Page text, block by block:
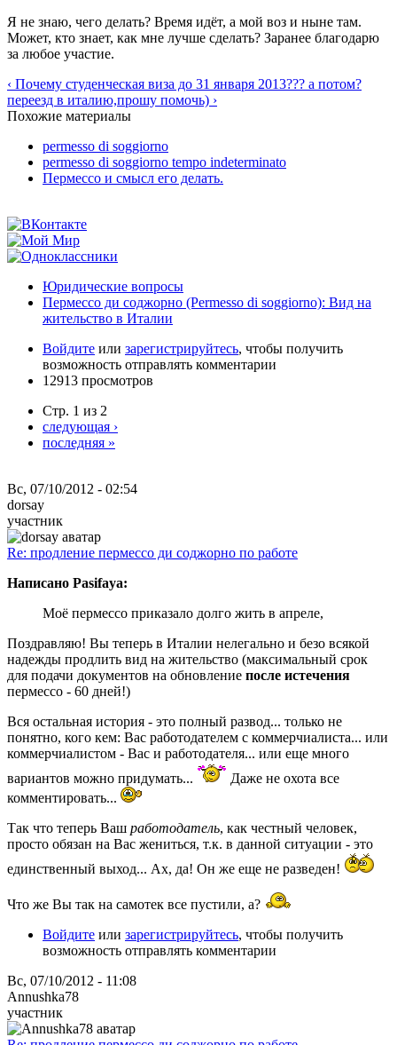
Я не знаю, чего делать? Время идёт, а мой воз и ныне там.
Может, кто знает, как мне лучше сделать? Заранее благодарю
за любое участие.
‹ Почему студенческая виза до 31 января 2013??? а потом?
переезд в италию,прошу помочь) ›
Похожие материалы
permesso di soggiorno
permesso di soggiorno tempo indeterminato
Пермессо и смысл его делать.
Юридические вопросы
Пермессо ди соджорно (Permesso di soggiorno): Вид на
жительство в Италии
Войдите или зарегистрируйтесь, чтобы получить
возможность отправлять комментарии
12913 просмотров
Стр. 1 из 2
следующая ›
последняя »
Вс, 07/10/2012 - 02:54
dorsay
участник
Re: продление пермессо ди соджорно по работе
Написано Pasifaya:
Моё пермессо приказало долго жить в апреле,
Поздравляю! Вы теперь в Италии нелегально и безо всякой
надежды продлить вид на жительство (максимальный срок
для подачи документов на обновление после истечения
пермессо - 60 дней!)
Вся остальная история - это полный развод... только не
понятно, кого кем: Вас работодателем с коммерчиалиста... или
коммерчиалистом - Вас и работодателя... или еще много
вариантов можно придумать...
Даже не охота все
комментировать...
Так что теперь Ваш работодатель, как честный человек,
просто обязан на Вас жениться, т.к. в данной ситуации - это
единственный выход... Ах, да! Он же еще не разведен!
Что же Вы так на самотек все пустили, а?
Войдите или зарегистрируйтесь, чтобы получить
возможность отправлять комментарии
Вс, 07/10/2012 - 11:08
Annushka78
участник